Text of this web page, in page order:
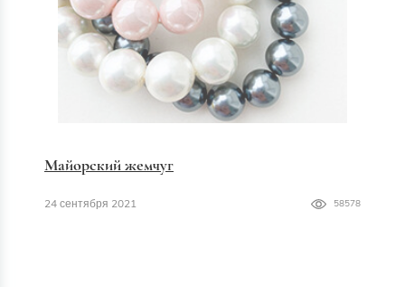
Майорский жемчуг
24 сентября 2021 58578